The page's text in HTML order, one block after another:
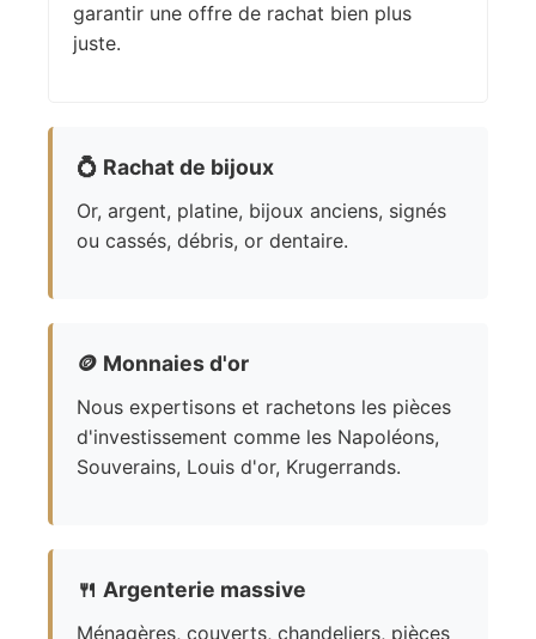
garantir une offre de rachat bien plus
juste.
💍 Rachat de bijoux
Or, argent, platine, bijoux anciens, signés
ou cassés, débris, or dentaire.
🪙 Monnaies d'or
Nous expertisons et rachetons les pièces
d'investissement comme les Napoléons,
Souverains, Louis d'or, Krugerrands.
🍴 Argenterie massive
Ménagères, couverts, chandeliers, pièces